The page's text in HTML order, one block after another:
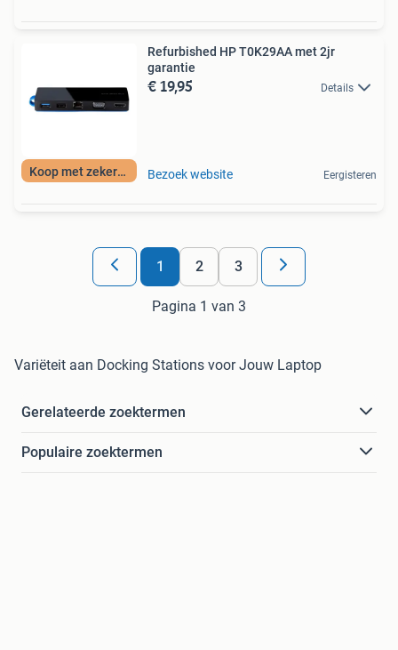
Koop met zekerheid
Refurbished HP T0K29AA met 2jr
garantie
€ 19,95 Details
Bezoek website Eergisteren
1 2 3
Pagina 1 van 3
Variëteit aan Docking Stations voor Jouw Laptop
Gerelateerde zoektermen
Populaire zoektermen